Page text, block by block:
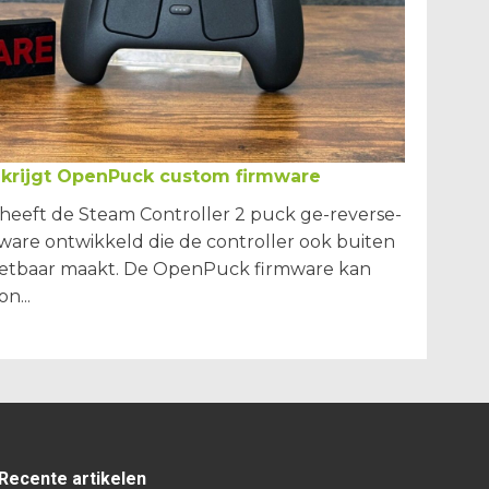
OpenPuck custom firmware
de Steam Controller 2 puck ge-reverse-
ontwikkeld die de controller ook buiten
maakt. De OpenPuck firmware kan
artikelen